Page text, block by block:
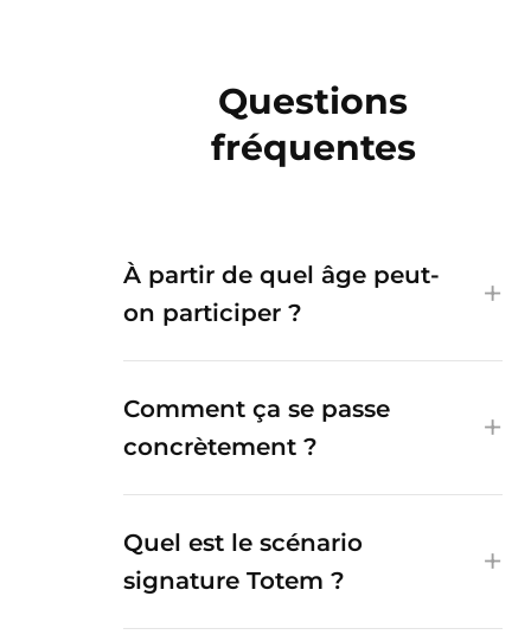
Questions
fréquentes
À partir de quel âge peut-
on participer ?
Comment ça se passe
concrètement ?
Quel est le scénario
signature Totem ?